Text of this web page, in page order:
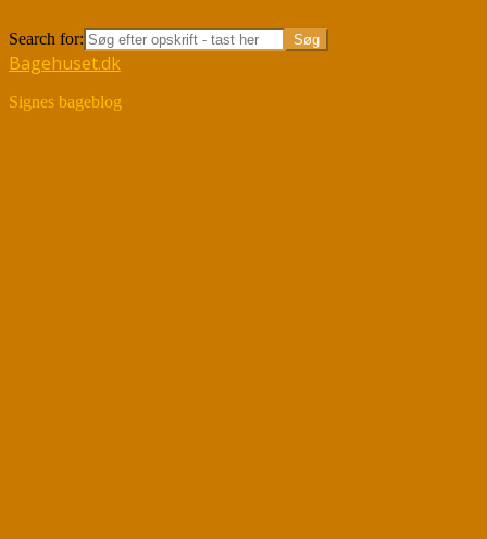
Search for:
Bagehuset.dk
Signes bageblog